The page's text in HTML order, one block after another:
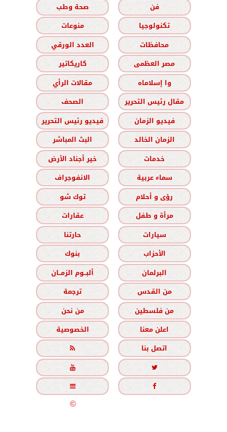
فن
صحة وطب
تكنولوجيا
منوعات
محافظات
العدد الورقي
مصر العظمى
كاريكاتير
وا إسلاماه
مقالات الرأي
مقال رئيس التحرير
الصحف
فيديو الزمان
فيديو رئيس التحرير
الزمان الخالد
البث المباشر
خدمات
خير أجناد الأرض
سماء عربية
الانفوجراف
رؤى و أحلام
توك شو
مرأة و طفل
عقارات
سيارات
حارتنا
الأحزاب
بنوك
البرلمان
ألبــوم الزمــان
من القدس
ترجمة
من فلسطين
من نحن
اعلن معنا
الخصوصية
اتصل بنا





جميع الحقوق محفوظة©